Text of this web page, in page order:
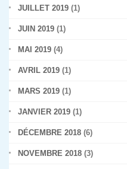
JUILLET 2019 (1)
JUIN 2019 (1)
MAI 2019 (4)
AVRIL 2019 (1)
MARS 2019 (1)
JANVIER 2019 (1)
DÉCEMBRE 2018 (6)
NOVEMBRE 2018 (3)